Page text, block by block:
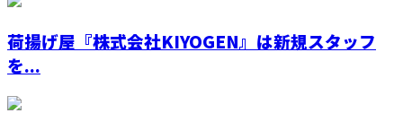
荷揚げ屋『株式会社KIYOGEN』は新規スタッフ
を...